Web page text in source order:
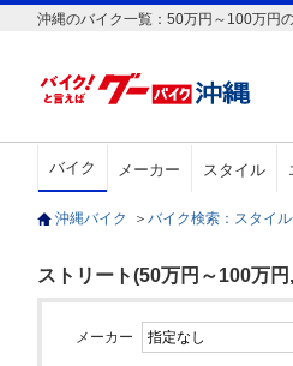
沖縄のバイク一覧：50万円～100万円
バイク メーカー スタイル
沖縄バイク ＞ バイク検索：スタイ
ストリート(50万円～100万
メーカー